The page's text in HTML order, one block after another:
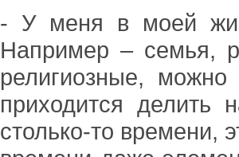
- У меня в моей
Например – семья,
религиозные,
приходится делить
столько-то времени,